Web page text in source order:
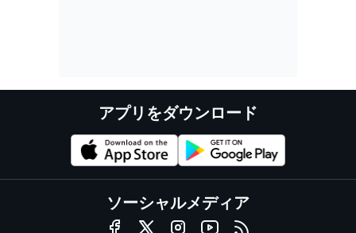
アプリをダウンロード
ソーシャルメディア